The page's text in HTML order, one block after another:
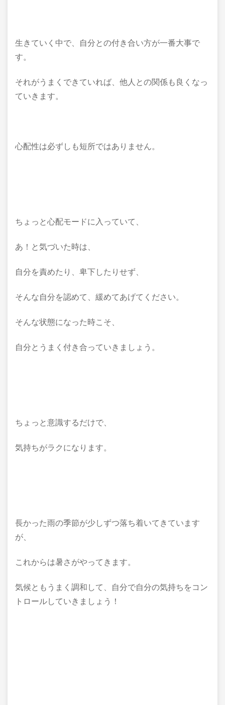
生きていく中で、自分との付き合い方が一番大事で
す。
それがうまくできていれば、他人との関係も良くなっ
ていきます。
心配性は必ずしも短所ではありません。
ちょっと心配モードに入っていて、
あ！と気づいた時は、
自分を責めたり、卑下したりせず、
そんな自分を認めて、緩めてあげてください。
そんな状態になった時こそ、
自分とうまく付き合っていきましょう。
ちょっと意識するだけで、
気持ちがラクになります。
長かった雨の季節が少しずつ落ち着いてきています
が、
これからは暑さがやってきます。
気候ともうまく調和して、自分で自分の気持ちをコン
トロールしていきましょう！